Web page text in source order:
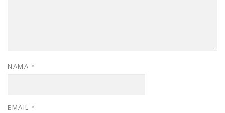
NAMA *
EMAIL *